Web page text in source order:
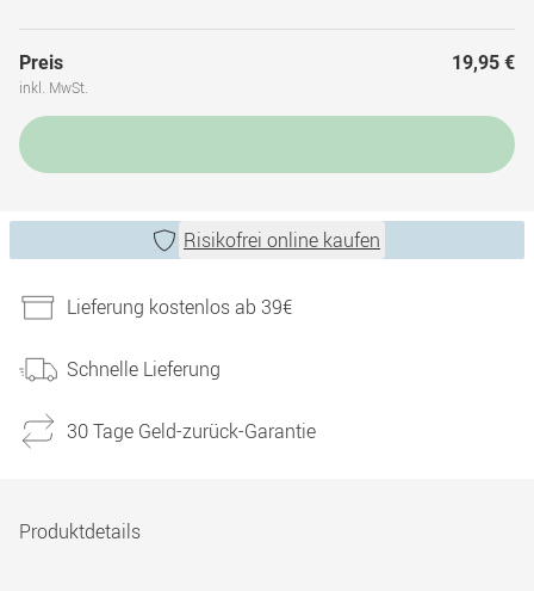
Preis
inkl. MwSt.
19,95 €
Risikofrei online kaufen
Lieferung kostenlos ab 39€
Schnelle Lieferung
30 Tage Geld-zurück-Garantie
Produktdetails